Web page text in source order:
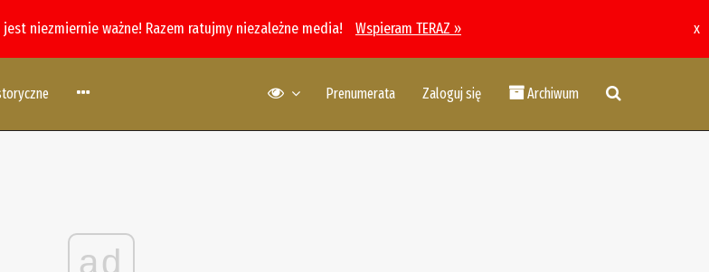
niezmiernie ważne! Razem ratujmy niezależne media! Wspieram TERAZ » x
Prenumerata Zaloguj się Archiwum
ad